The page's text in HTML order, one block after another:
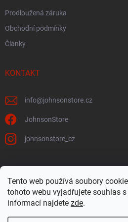
Tento web používá soubory
tohoto webu vyjadřujete souhlas
informací najdete zde.
Prodloužená záruka
Obchodní podmínky
Články
KONTAKT
info@johnsonstore.cz
JohnsonStore
johnsonstore_cz
Johnson Health Tech CZ & SK